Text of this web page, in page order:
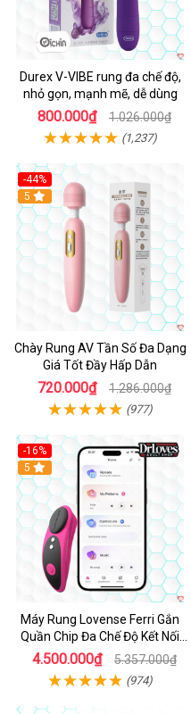
Durex V-VIBE rung đa chế độ,
nhỏ gọn, mạnh mẽ, dễ dùng
800.000₫ 1.026.000₫
(1,237)
-44%
Hot
5
Chày Rung AV Tần Số Đa Dạng
Giá Tốt Đầy Hấp Dẫn
720.000₫ 1.286.000₫
(977)
-16%
Hot
5
Máy Rung Lovense Ferri Gắn
Quần Chip Đa Chế Độ Kết Nối
App
4.500.000₫ 5.357.000₫
(974)